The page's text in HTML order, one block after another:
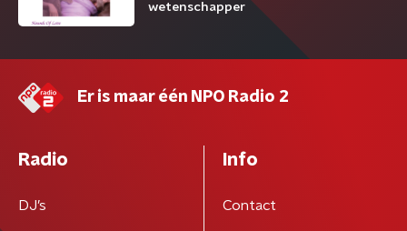
wetenschapper
Er is maar één NPO Radio 2
Radio
DJ’s
Info
Contact